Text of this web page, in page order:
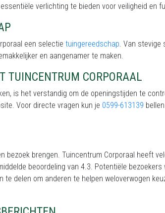
verlichting te bieden voor veiligheid en
een selectie tuingereedschap . Van
en aangenamer te maken.
TUINCENTRUM CORPORAAL
is het verstandig om de openingstijden te
Voor directe vragen kun je 0599-613139
bezoek brengen. Tuincentrum Corporaal heeft
beoordeling van 4.3. Potentiële bezoekers
delen om anderen te helpen weloverwogen